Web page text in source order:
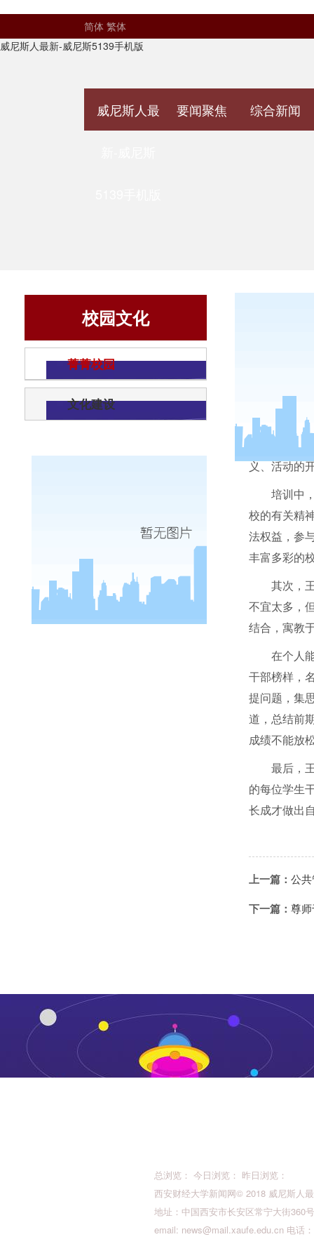
简体 繁体
威尼斯人最新-威尼斯5139手机版
威尼斯人最 要闻聚焦 综合新闻
校园文化
菁菁校园
文化建设
22
义、活动的
培训中
校的有关精
法权益，参
丰富多彩的
其次，
不宜太多，
结合，寓教
在个人
干部榜样，
提问题，集
道，总结前
成绩不能放
最后，
的每位学生
长成才做出
上一篇： 公
下一篇： 尊
总浏览： 今日浏览： 昨日浏览：
西安财经大学新闻网© 2018 威尼斯人
地址：中国西安市长安区常宁大街360
email: news@mail.xaufe.edu.cn 电话